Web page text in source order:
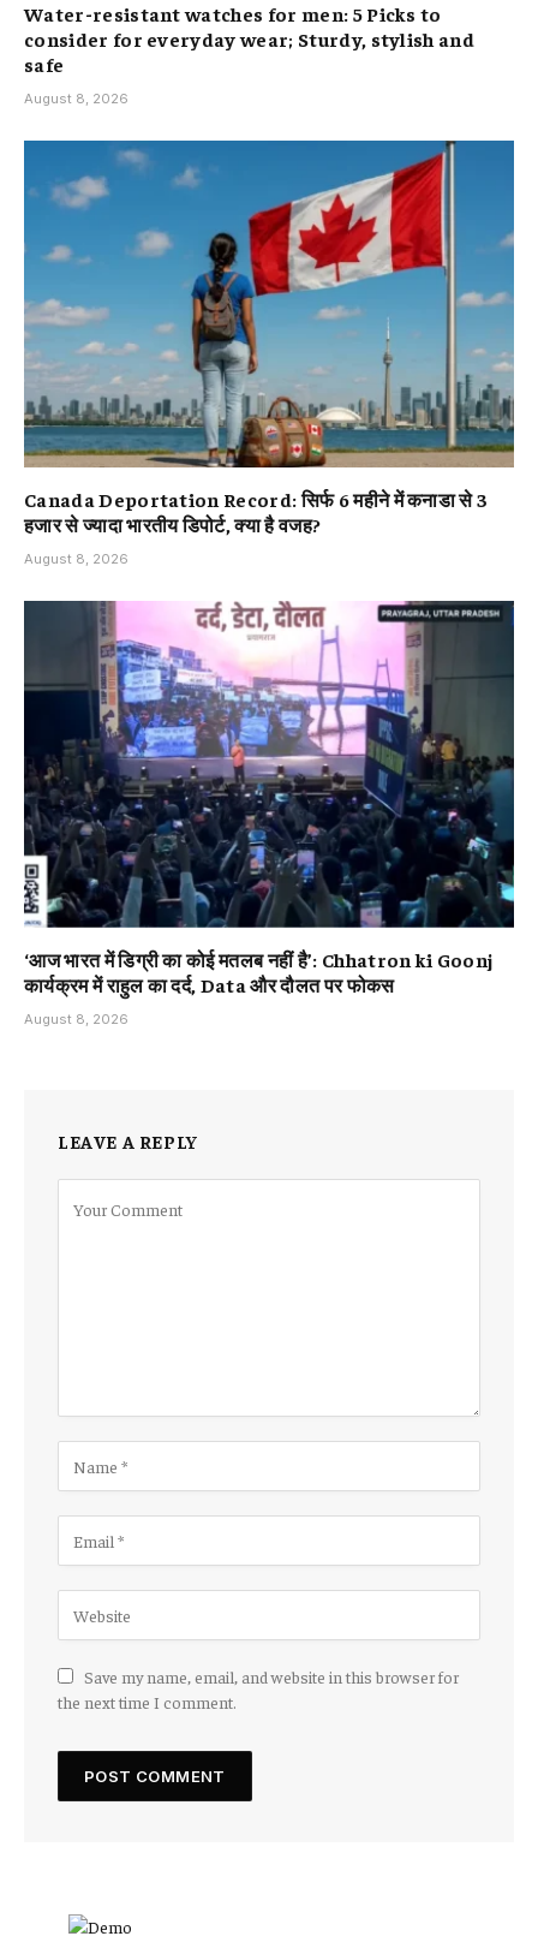
Water-resistant watches for men: 5 Picks to
consider for everyday wear; Sturdy, stylish and
safe
August 8, 2026
Canada Deportation Record: सिर्फ 6 महीने में कनाडा से 3
हजार से ज्यादा भारतीय डिपोर्ट, क्या है वजह?
August 8, 2026
‘आज भारत में डिग्री का कोई मतलब नहीं है’: Chhatron ki Goonj
कार्यक्रम में राहुल का दर्द, Data और दौलत पर फोकस
August 8, 2026
LEAVE A REPLY
Save my name, email, and website in this browser for
the next time I comment.